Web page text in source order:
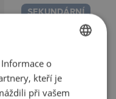
SEKUNDÁRNÍ
BULGARIAN
ENGLISH
o
kteří je
při vašem